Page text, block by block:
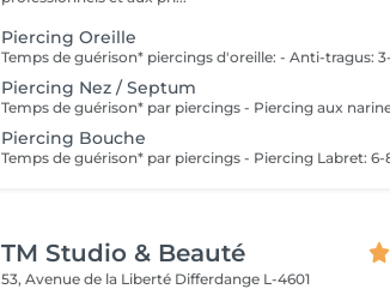
Piercing Oreille
Piercing Nez / Septum
Piercing Bouche
TM Studio & Beauté
53, Avenue de la Liberté Differdange L-4601